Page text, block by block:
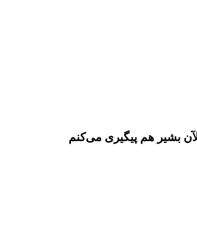
بشیر هم پیگیری می‌کنم